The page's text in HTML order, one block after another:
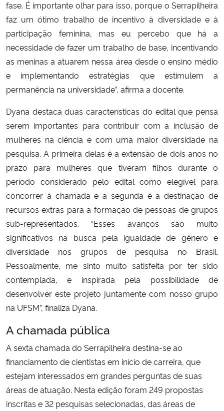
fase. É importante olhar para isso, porque o Serrapilheira
faz um ótimo trabalho de incentivo à diversidade e à
participação feminina, mas eu percebo que há a
necessidade de fazer um trabalho de base, incentivando
as meninas a atuarem nessa área desde o ensino médio
e implementando estratégias que estimulem a
permanência na universidade”, afirma a docente.
Dyana destaca duas características do edital que pensa
serem importantes para contribuir com a inclusão de
mulheres na ciência e com uma maior diversidade na
pesquisa. A primeira delas é a extensão de dois anos no
prazo para mulheres que tiveram filhos durante o
período considerado pelo edital como elegível para
concorrer à chamada e a segunda é a destinação de
recursos extras para a formação de pessoas de grupos
sub-representados. “Esses avanços são muito
significativos na busca pela igualdade de gênero e
diversidade nos grupos de pesquisa no Brasil.
Pessoalmente, me sinto muito satisfeita por ter sido
contemplada, e inspirada pela possibilidade de
desenvolver este projeto juntamente com nosso grupo
na UFSM”, finaliza Dyana.
A chamada pública
A sexta chamada do Serrapilheira destina-se ao
financiamento de cientistas em início de carreira, que
estejam interessados em grandes perguntas de suas
áreas de atuação. Nesta edição foram 249 propostas
inscritas e 32 pesquisas selecionadas, das áreas de